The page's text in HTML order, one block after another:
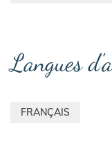
Langues
FRANÇAIS